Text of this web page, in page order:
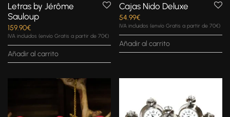
Letras by Jérôme
Sauloup
159.90€
IVA incluidos (envío Gratis a partir de 70€)
Añadir al carrito
Cajas Nido Deluxe
54.99€
IVA incluidos (envío Gratis a partir de 70€)
Añadir al carrito